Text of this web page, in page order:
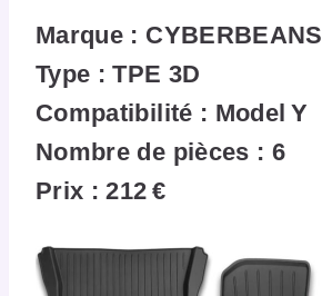
Marque : CYBERBEANS
Type : TPE 3D
Compatibilité : Model Y
Nombre de pièces : 6
Prix : 212 €